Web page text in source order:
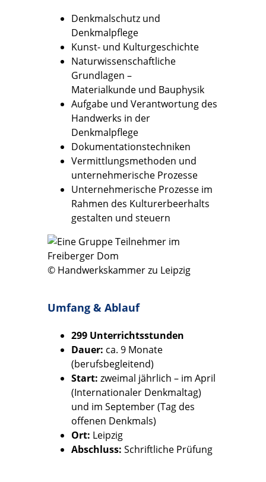
Denkmalschutz und
Denkmalpflege
Kunst- und Kulturgeschichte
Naturwissenschaftliche
Grundlagen –
Materialkunde und Bauphysik
Aufgabe und Verantwortung des
Handwerks in der
Denkmalpflege
Dokumentationstechniken
Vermittlungsmethoden und
unternehmerische Prozesse
Unternehmerische Prozesse im
Rahmen des Kulturerbeerhalts
gestalten und steuern
© Handwerkskammer zu Leipzig
Umfang & Ablauf
299 Unterrichtsstunden
Dauer: ca. 9 Monate
(berufsbegleitend)
Start: zweimal jährlich – im April
(Internationaler Denkmaltag)
und im September (Tag des
offenen Denkmals)
Ort: Leipzig
Abschluss: Schriftliche Prüfung